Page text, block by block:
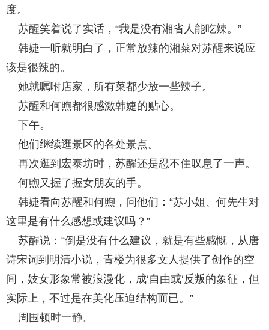
度。
苏醒笑着说了实话，“我是没有湘省人能吃辣。”
韩婕一听就明白了，正常放辣的湘菜对苏醒来说应
该是很辣的。
她就嘱咐店家，所有菜都少放一些辣子。
苏醒和何煦都很感激韩婕的贴心。
下午。
他们继续逛景区的各处景点。
再次逛到宏泰坊时，苏醒还是忍不住叹息了一声。
何煦又握了握女朋友的手。
韩婕看向苏醒和何煦，问他们：“苏小姐、何先生对
这里是有什么感想或建议吗？”
苏醒说：“倒是没有什么建议，就是有些感慨，从唐
诗宋词到明清小说，青楼为很多文人提供了创作的空
间，妓女形象常被浪漫化，成‘自由或‘反叛的象征，但
实际上，不过是在美化压迫结构而已。”
周围顿时一静。